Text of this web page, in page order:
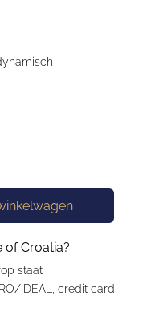
of Croatia?
staat
IDEAL, credit card,